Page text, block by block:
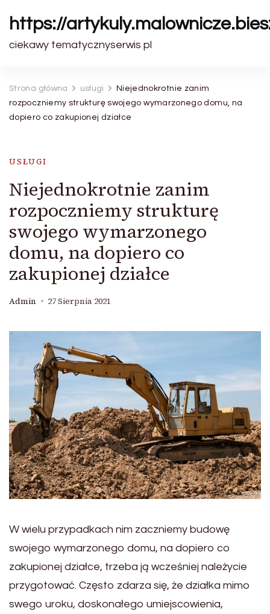
https://
ciekawy tematycznyserwis pl
Strona główna usługi
Niejednokrotnie zanim
rozpoczniemy strukturę swojego wymarzonego domu, na
dopiero co zakupionej działce
USŁUGI
Niejednokrotnie zanim
rozpoczniemy strukturę
swojego wymarzonego
domu, na dopiero co
zakupionej działce
Admin 27 Sierpnia 2021
W wielu przypadkach nim zaczniemy budowę
swojego wymarzonego domu, na dopiero co
zakupionej działce, trzeba ją wcześniej należycie
przygotować. Często zdarza się, że działka mimo
swego uroku, doskonałego umiejscowienia,